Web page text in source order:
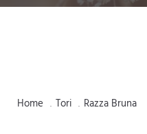
Home . Tori . Razza Bruna